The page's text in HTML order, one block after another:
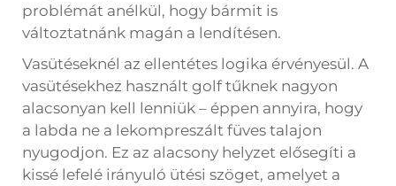
problémát anélkül, hogy bármit is
változtatnánk magán a lendítésen.
Vasütéseknél az ellentétes logika érvényesül. A
vasütésekhez használt golf tűknek nagyon
alacsonyan kell lenniük – éppen annyira, hogy
a labda ne a lekompreszált füves talajon
nyugodjon. Ez az alacsony helyzet elősegíti a
kissé lefelé irányuló ütési szöget, amelyet a